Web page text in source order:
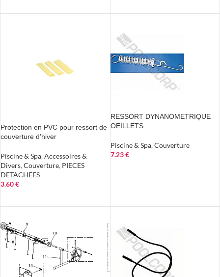
Protection en PVC pour ressort de
couverture d’hiver
Piscine & Spa, Accessoires &
Divers, Couverture, PIECES
DETACHEES
3.60€
RESSORT DYNANOMETRIQUE
OEILLETS
Piscine & Spa, Couverture
7.23€